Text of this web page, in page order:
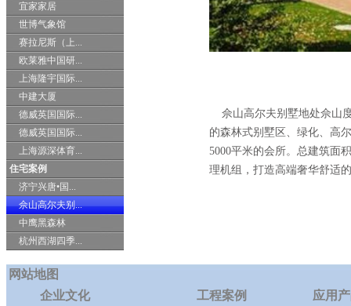
宜家家居
世博气象馆
赛拉尼斯（上...
欧莱雅中国研...
上海隆宇国际...
中建大厦
德威英国国际...
德威英国国际...
上海源深体育...
住宅案例
济宁兴唐•国...
佘山高尔夫别...
中鹰黑森林
杭州西湖四季...
佘山高尔夫别墅地处佘山
的森林式别墅区、绿化、高
5000平米的会所。总建筑面
理机组，打造高端奢华舒适
网站地图
企业文化
工程案例 应用